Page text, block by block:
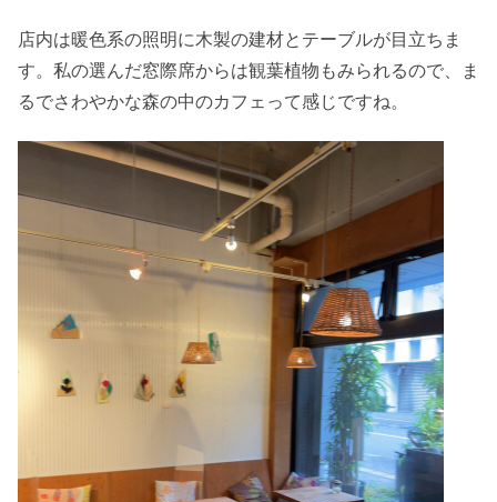
店内は暖色系の照明に木製の建材とテーブルが目立ちま
す。私の選んだ窓際席からは観葉植物もみられるので、ま
るでさわやかな森の中のカフェって感じですね。